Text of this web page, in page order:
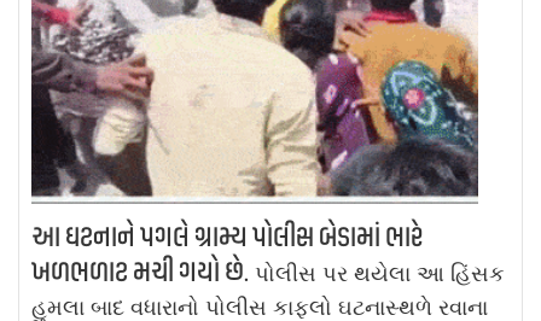
આ ઘટનાને પગલે ગ્રામ્ય પોલીસ બેડામાં ભારે
ખળભળાટ મચી ગયો છે. પોલીસ પર થયેલા આ હિંસક
હુમલા બાદ વધારાનો પોલીસ કાફલો ઘટનાસ્થળે રવાના